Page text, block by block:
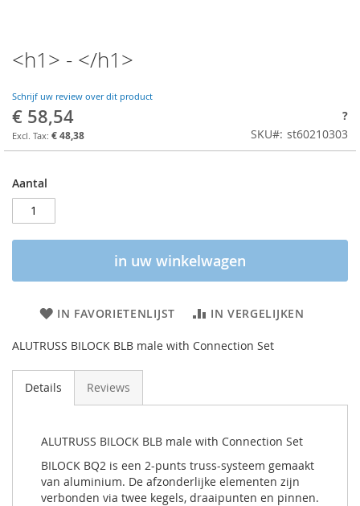
<h1> - </h1>
Schrijf uw review over dit product
€ 58,54
€ 48,38
?
SKU
st60210303
Aantal
in uw winkelwagen
IN FAVORIETENLIJST IN VERGELIJKEN
ALUTRUSS BILOCK BLB male with Connection Set
Details Reviews
ALUTRUSS BILOCK BLB male with Connection Set
BILOCK BQ2 is een 2-punts truss-systeem gemaakt
van aluminium. De afzonderlijke elementen zijn
verbonden via twee kegels, draaipunten en pinnen.